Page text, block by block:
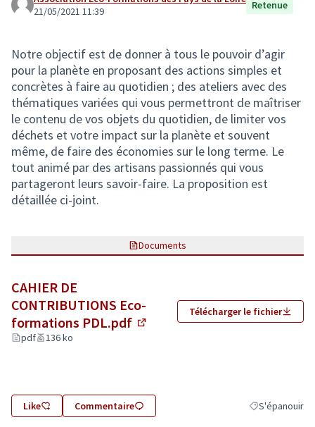
21/05/2021 11:39
Retenue
Notre objectif est de donner à tous le pouvoir d’agir
pour la planète en proposant des actions simples et
concrètes à faire au quotidien ; des ateliers avec des
thématiques variées qui vous permettront de maîtriser
le contenu de vos objets du quotidien, de limiter vos
déchets et votre impact sur la planète et souvent
même, de faire des économies sur le long terme. Le
tout animé par des artisans passionnés qui vous
partageront leurs savoir-faire. La proposition est
détaillée ci-joint.
Documents
CAHIER DE
CONTRIBUTIONS Eco-
formations PDL.pdf
pdf 136 ko
Télécharger le fichier
Like Commentaire Filtrer les
S'épanouir